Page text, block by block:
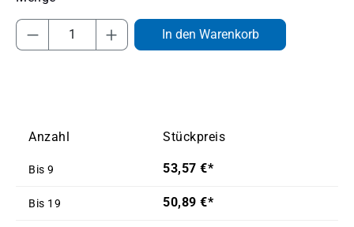
Produkt Anzahl: Gib den gewünschten
In den Warenkorb
Anzahl Stückpreis
Bis 9 53,57 €*
Bis 19 50,89 €*